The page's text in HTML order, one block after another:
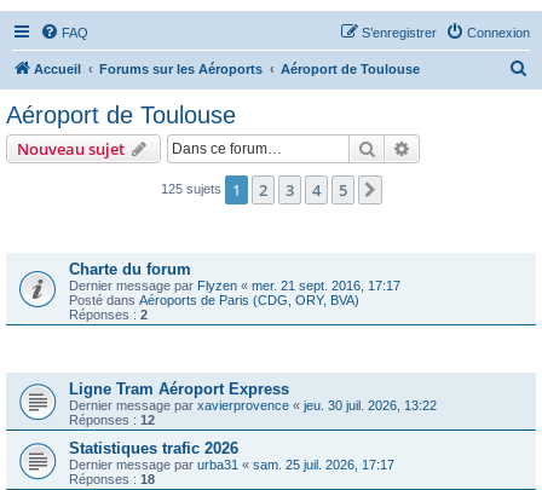
FAQ Connexion
S’enregistrer
Accueil Forums sur les Aéroports Aéroport de Toulouse
r
Aéroport de Toulouse
Nouveau sujet Rechercher
125 sujets 1 2 3 4 5
Charte du forum
Dernier message par Flyzen « mer. 21 sept. 2016, 17:17
Posté dans Aéroports de Paris (CDG, ORY, BVA)
Réponses : 2
Ligne Tram Aéroport Express
Dernier message par xavierprovence « jeu. 30 juil. 2026, 13:22
Réponses : 12
Statistiques trafic 2026
Dernier message par urba31 « sam. 25 juil. 2026, 17:17
Réponses : 18